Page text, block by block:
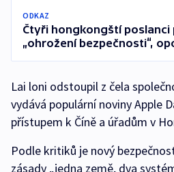
ODKAZ
Čtyři hongkongští poslanci
„ohrožení bezpečnosti“,
Lai loni odstoupil z čela
vydává populární noviny Apple
přístupem k Číně a úřadům v
Podle kritiků je nový
zásady „jedna země, dva